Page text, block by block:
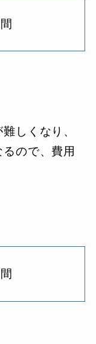
しくなり、
ので、費用